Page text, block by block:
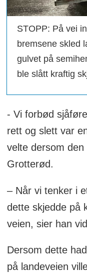
STOPP: På vei
bremsene skled
gulvet på
ble slått kraftig
- Vi forbød
rett og slett var
velte dersom
Grotterød.
– Når vi tenker i
dette skjedde på
veien, sier han
Dersom dette
på landeveien